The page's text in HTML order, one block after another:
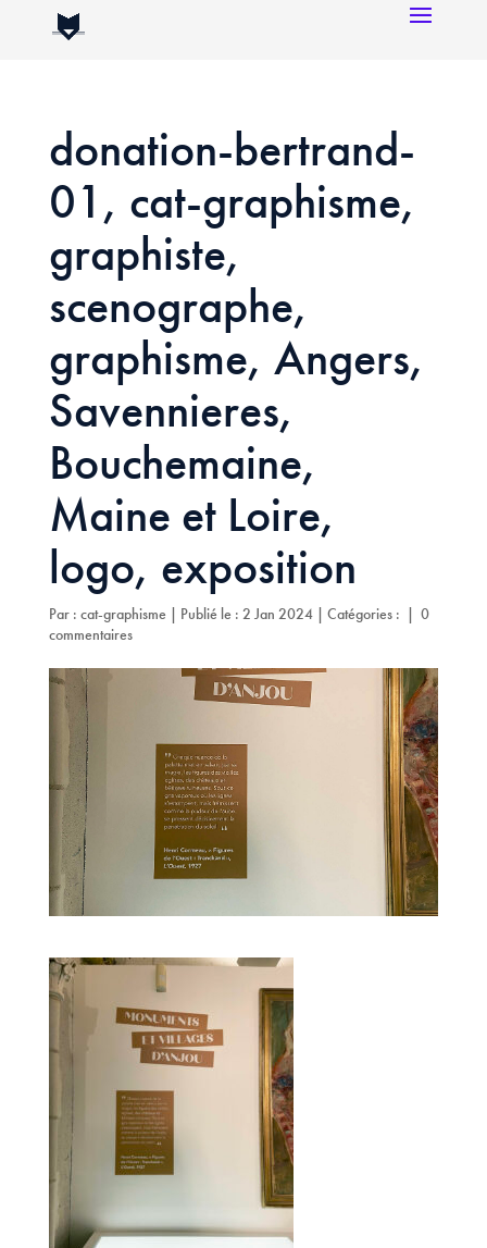
donation-bertrand-
01, cat-graphisme,
graphiste,
scenographe,
graphisme, Angers,
Savennieres,
Bouchemaine,
Maine et Loire,
logo, exposition
Par : cat-graphisme | Publié le : 2 Jan 2024 | Catégories : | 0
commentaires